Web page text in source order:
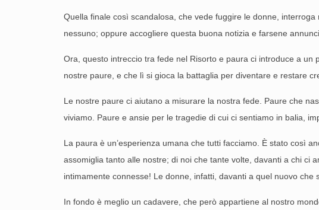
Quella finale così scandalosa, che vede fuggire le donne,
nessuno; oppure accogliere questa buona notizia e farsene
Ora, questo intreccio tra fede nel Risorto e paura ci introduce a
nostre paure, e che lì si gioca la battaglia per diventare e restare
Le nostre paure ci aiutano a misurare la nostra fede. Paure che
viviamo. Paure e ansie per le tragedie di cui ci sentiamo in balia,
La paura è un’esperienza umana che tutti facciamo. È stato così
assomiglia tanto alle nostre; di noi che tante volte, davanti a chi ci
intimamente connesse! Le donne, infatti, davanti a quel nuovo
In fondo è meglio un cadavere, che però appartiene al nostro